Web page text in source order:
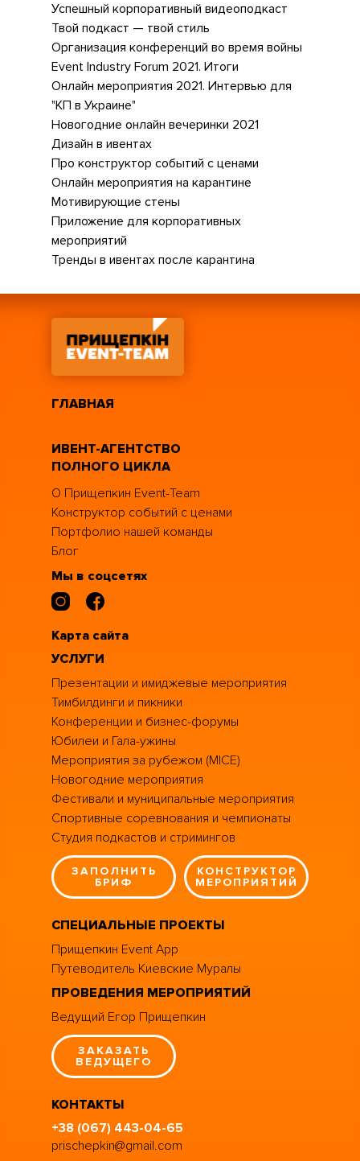
Успешный корпоративный видеоподкаст
Твой подкаст — твой стиль
Организация конференций во время войны
Event Industry Forum 2021. Итоги
Онлайн мероприятия 2021. Интервью для
"КП в Украине"
Новогодние онлайн вечеринки 2021
Дизайн в ивентах
Про конструктор событий с ценами
Онлайн мероприятия на карантине
Мотивирующие стены
Приложение для корпоративных
мероприятий
Тренды в ивентах после карантина
ГЛАВНАЯ
ИВЕНТ-АГЕНТСТВО
ПОЛНОГО ЦИКЛА
О Прищепкин Event-Team
Конструктор событий с ценами
Портфолио нашей команды
Блог
Мы в соцсетях
Карта сайта
УСЛУГИ
Презентации и имиджевые мероприятия
Тимбилдинги и пикники
Конференции и бизнес-форумы
Юбилеи и Гала-ужины
Мероприятия за рубежом (MICE)
Новогодние мероприятия
Фестивали и муниципальные мероприятия
Спортивные соревнования и чемпионаты
Студия подкастов и стримингов
ЗАПОЛНИТЬ
БРИФ
КОНСТРУКТОР
МЕРОПРИЯТИЙ
СПЕЦИАЛЬНЫЕ ПРОЕКТЫ
Прищепкин Event App
Путеводитель Киевские Муралы
ПРОВЕДЕНИЯ МЕРОПРИЯТИЙ
Ведущий Егор Прищепкин
ЗАКАЗАТЬ
ВЕДУЩЕГО
КОНТАКТЫ
+38 (067) 443-04-65
prischepkin@gmail.com